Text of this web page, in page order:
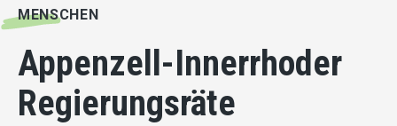
MENSCHEN
Appenzell-Innerrhoder
Regierungsräte